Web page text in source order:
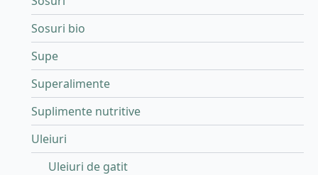
Sosuri bio
Supe
Superalimente
Suplimente nutritive
Uleiuri
Uleiuri de gatit